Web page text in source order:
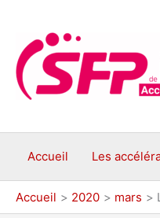
contenu
Accueil Les
Accueil 2020 mars